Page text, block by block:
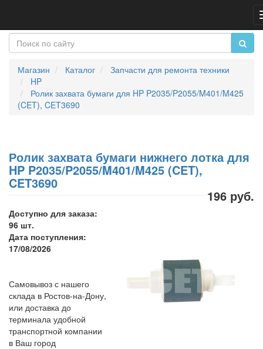
Магазин Каталог
Запчасти для ремонта техники
HP
Ролик захвата бумаги для HP P2035/P2055/M401/M425
(CET), CET3690
Ролик захвата бумаги нижнего лотка для
HP P2035/P2055/M401/M425 (CET),
CET3690
196 руб.
Доступно для заказа:
96 шт.
Дата поступления:
17/08/2026
Самовывоз с нашего
склада в Ростов-на-Дону,
или доставка до
терминала удобной
транспортной компании
в Ваш город